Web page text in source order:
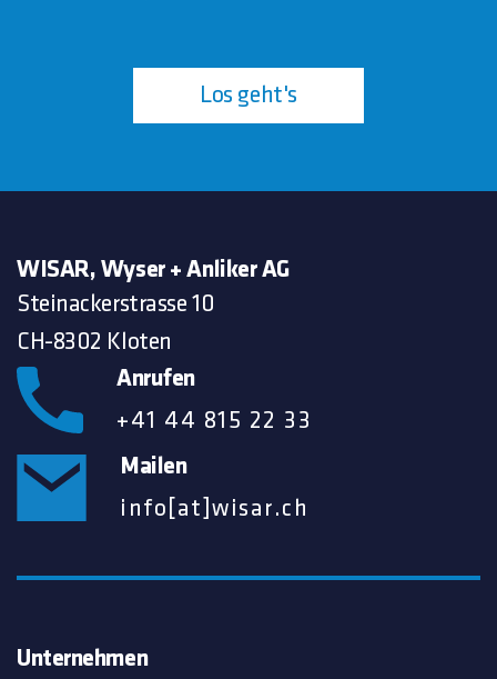
Los geht's
WISAR, Wyser + Anliker AG
Steinackerstrasse 10
CH-8302 Kloten
Anrufen
+41 44 815 22 33
Mailen
info[at]wisar.ch
Unternehmen